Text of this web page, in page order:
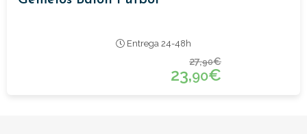
Entrega 24-48h
27,90€
23,90€